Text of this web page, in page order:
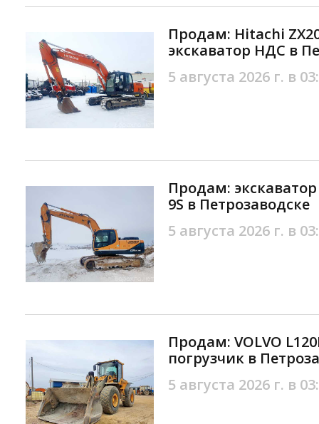
Продам: Hitachi
экскаватор НДС в
5 августа 2026 г. в
Продам:
9S в Петрозаводске
5 августа 2026 г. в
Продам: VOLVO
погрузчик в
5 августа 2026 г. в